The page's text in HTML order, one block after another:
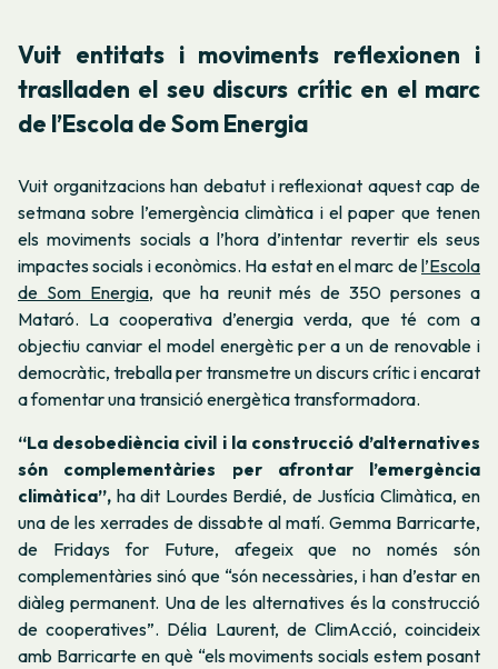
Vuit entitats i moviments reflexionen i
traslladen el seu discurs crític en el marc
de l’Escola de Som Energia
Vuit organitzacions han debatut i reflexionat aquest cap de
setmana sobre l’emergència climàtica i el paper que tenen
els moviments socials a l’hora d’intentar revertir els seus
impactes socials i econòmics. Ha estat en el marc del’Escola
de Som Energia, que ha reunit més de 350 persones a
Mataró. La cooperativa d’energia verda, que té com a
objectiu canviar el model energètic per a un de renovable i
democràtic, treballa per transmetre un discurs crític i encarat
a fomentar una transició energètica transformadora.
“La desobediència civil i la construcció d’alternatives
són complementàries per afrontar l’emergència
climàtica”, ha dit Lourdes Berdié, de Justícia Climàtica, en
una de les xerrades de dissabte al matí. Gemma Barricarte,
de Fridays for Future, afegeix que no només són
complementàries sinó que “són necessàries, i han d’estar en
diàleg permanent. Una de les alternatives és la construcció
de cooperatives”. Délia Laurent, de ClimAcció, coincideix
amb Barricarte en què “els moviments socials estem posant